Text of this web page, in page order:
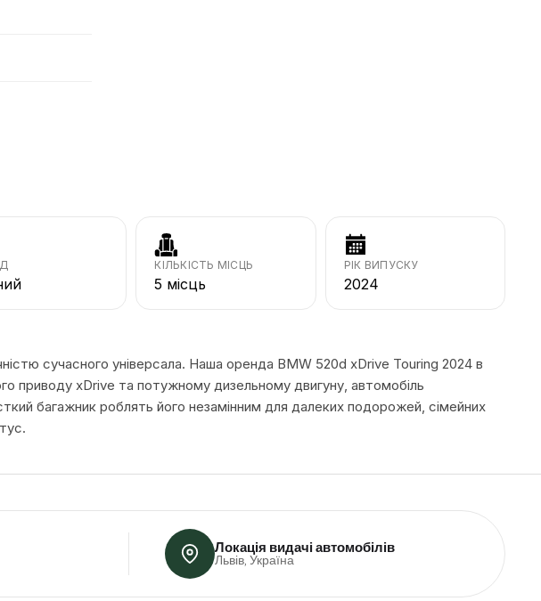
КІЛЬКІСТЬ МІСЦЬ
5 місць
РІК ВИПУСКУ
2024
сучасного універсала. Наша оренда BMW 520d xDrive Touring 2024 в
приводу xDrive та потужному дизельному двигуну, автомобіль
багажник роблять його незамінним для далеких подорожей, сімейних
Локація видачі автомобілів
Львів, Україна